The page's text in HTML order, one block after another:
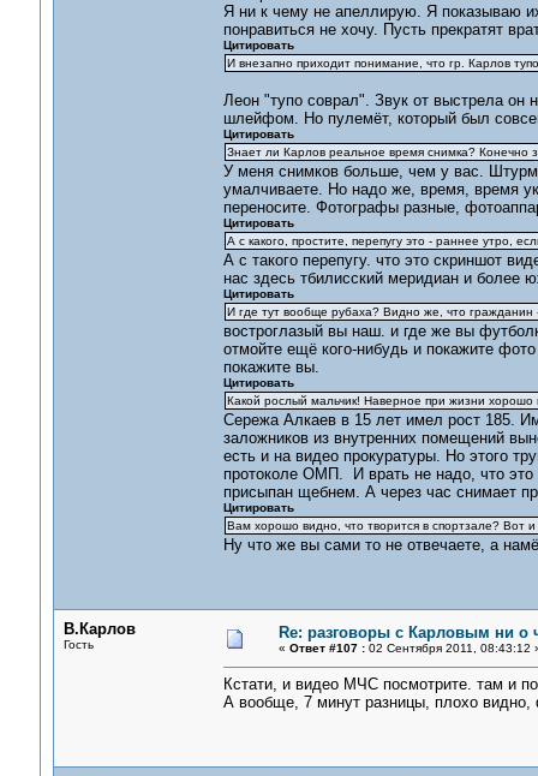
Я ни к чему не апеллирую. Я показываю
понравиться не хочу. Пусть прекратят
Цитировать
И внезапно приходит понимание, что гр. Карлов
Леон "тупо соврал". Звук от выстрела
шлейфом. Но пулемёт, который был
Цитировать
Знает ли Карлов реальное время снимка? Конечно
У меня снимков больше, чем у вас. Штурм
умалчиваете. Но надо же, время, время
переносите. Фотографы разные,
Цитировать
А с какого, простите, перепугу это - раннее утро,
А с такого перепугу. что это скриншот
нас здесь тбилисский меридиан и более
Цитировать
И где тут вообще рубаха? Видно же, что гражданин
востроглазый вы наш. и где же вы
отмойте ещё кого-нибудь и покажите
покажите вы.
Цитировать
Какой рослый мальчик! Наверное при жизни хорошо
Сережа Алкаев в 15 лет имел рост 185.
заложников из внутренних помещений
есть и на видео прокуратуры. Но этого
протоколе ОМП. И врать не надо, что это
присыпан щебнем. А через час снимает
Цитировать
Вам хорошо видно, что творится в спортзале? Вот
Ну что же вы сами то не отвечаете, а
В.Карлов
Гость
Re: разговоры с Карловым ни о
« Ответ #107 :02 Сентября 2011, 08:43:12
Кстати, и видео МЧС посмотрите. там и
А вообще, 7 минут разницы, плохо видно,